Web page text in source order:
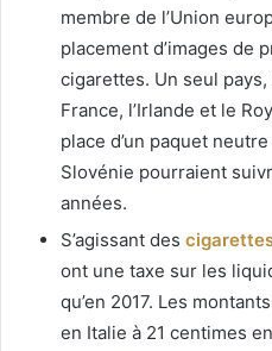
membre de l’Union
placement d’images de
cigarettes. Un seul
France, l’Irlande et le
place d’un paquet
Slovénie pourraient
années.
S’agissant des
ont une taxe sur les
qu’en 2017. Les
en Italie à 21 centimes